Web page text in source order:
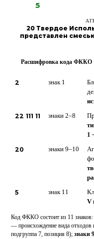
5
20 Твердое
представлен
Расшифровка кода ФККО
2 знак 1
22 111 11 знаки 2–8
1
20 знаки 9–10
5 знак 11
V
Код ФККО состоит из 11 знаков:
— происхождение вида отходов
подгруппа 7, позиция 8); знаки